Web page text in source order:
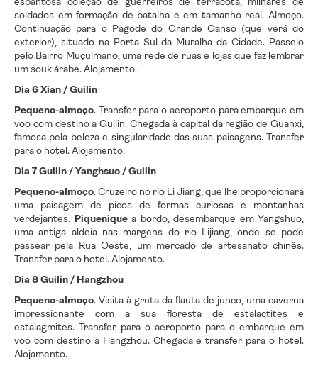
soldados em formação de batalha e em tamanho real. Almoço.
Continuação para o Pagode do Grande Ganso (que verá do
exterior), situado na Porta Sul da Muralha da Cidade. Passeio
pelo Bairro Muçulmano, uma rede de ruas e lojas que faz lembrar
um souk árabe. Alojamento.
Dia 6 Xian / Guilin
Pequeno-almoço. Transfer para o aeroporto para embarque em
voo com destino a Guilin. Chegada à capital da região de Guanxi,
famosa pela beleza e singularidade das suas paisagens. Transfer
para o hotel. Alojamento.
Dia 7 Guilin / Yanghsuo / Guilin
Pequeno-almoço. Cruzeiro no rio Li Jiang, que lhe proporcionará
uma paisagem de picos de formas curiosas e montanhas
verdejantes. Piquenique a bordo, desembarque em Yangshuo,
uma antiga aldeia nas margens do rio Lijiang, onde se pode
passear pela Rua Oeste, um mercado de artesanato chinês.
Transfer para o hotel. Alojamento.
Dia 8 Guilin / Hangzhou
Pequeno-almoço. Visita à gruta da flauta de junco, uma caverna
impressionante com a sua floresta de estalactites e
estalagmites. Transfer para o aeroporto para o embarque em
voo com destino a Hangzhou. Chegada e transfer para o hotel.
Alojamento.